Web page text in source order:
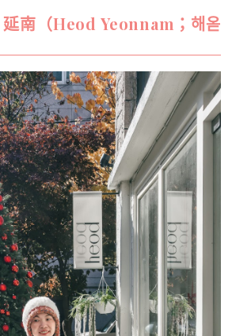
南（Heod Yeonnam；해옫